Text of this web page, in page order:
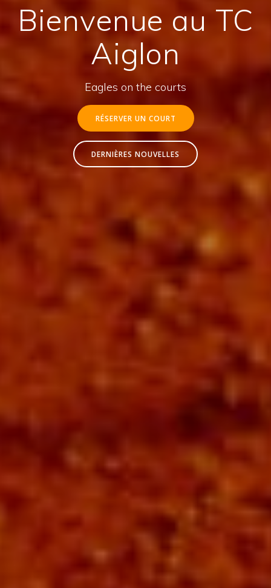
Bienvenue au TC
Aiglon
Eagles on the courts
RÉSERVER UN COURT
DERNIÈRES NOUVELLES